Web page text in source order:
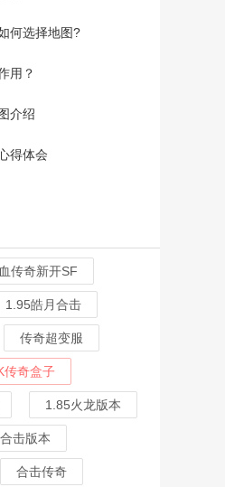
何选择地图?
用？
介绍
得体会
传奇新开SF
1.95皓月合击
传奇超变服
传奇盒子
1.85火龙版本
击版本
合击传奇